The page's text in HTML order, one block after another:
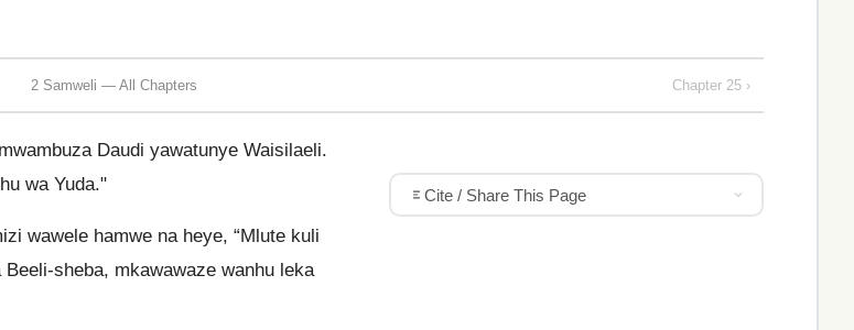
2 Samweli — All Chapters Chapter 25 ›
Daudi yawatunye Waisilaeli.
wa Yuda."
wawele hamwe na heye, “Mlute kuli
sheba, mkawawaze wanhu leka
Cite / Share This Page